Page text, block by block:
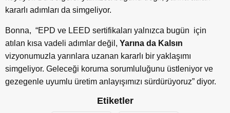
kararlı adımları da simgeliyor.
Bonna, “EPD ve LEED sertifikaları yalnızca bugün için
atılan kısa vadeli adımlar değil, Yarına da Kalsın
vizyonumuzla yarınlara uzanan kararlı bir yaklaşımı
simgeliyor. Geleceği koruma sorumluluğunu üstleniyor ve
gezegenle uyumlu üretim anlayışımızı sürdürüyoruz” diyor.
Etiketler